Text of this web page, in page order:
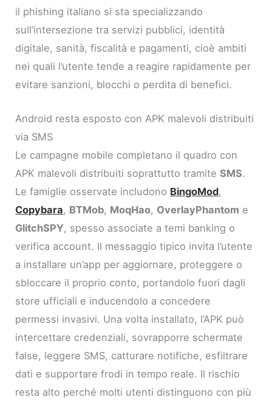
il phishing italiano si sta specializzando
sull’intersezione tra servizi pubblici, identità
digitale, sanità, fiscalità e pagamenti, cioè ambiti
nei quali l’utente tende a reagire rapidamente per
evitare sanzioni, blocchi o perdita di benefici.
Android resta esposto con APK malevoli distribuiti
via SMS
Le campagne mobile completano il quadro con
APK malevoli distribuiti soprattutto tramiteSMS.
Le famiglie osservate includono BingoMod,
Copybara, BTMob, MoqHao, OverlayPhantom e
GlitchSPY, spesso associate a temi banking o
verifica account. Il messaggio tipico invita l’utente
a installare un’app per aggiornare, proteggere o
sbloccare il proprio conto, portandolo fuori dagli
store ufficiali e inducendolo a concedere
permessi invasivi. Una volta installato, l’APK può
intercettare credenziali, sovrapporre schermate
false, leggere SMS, catturare notifiche, esfiltrare
dati e supportare frodi in tempo reale. Il rischio
resta alto perché molti utenti distinguono con più